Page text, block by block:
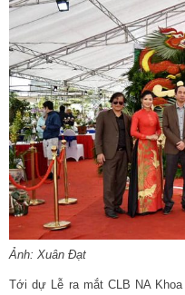
Ảnh: Xuân Đạt
Tới dự Lễ ra mắt CLB NA